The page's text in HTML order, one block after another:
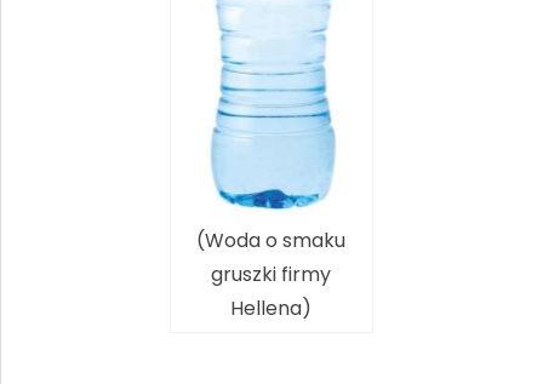
(Woda o smaku
gruszki firmy
Hellena)